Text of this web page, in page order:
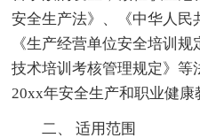
安全生产法》、《中华人民
《生产经营单位安全培训
技术培训考核管理规定》等
20xx年安全生产和职业健康
二、 适用范围